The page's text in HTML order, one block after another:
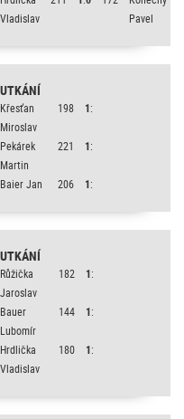
Vladislav
Pavel
UTKÁNÍ
Křesťan
Miroslav
198 1:
Pekárek
Martin
221 1:
Baier Jan 206 1:
UTKÁNÍ
Růžička
Jaroslav
182 1:
Bauer
Lubomír
144 1:
Hrdlička
Vladislav
180 1: